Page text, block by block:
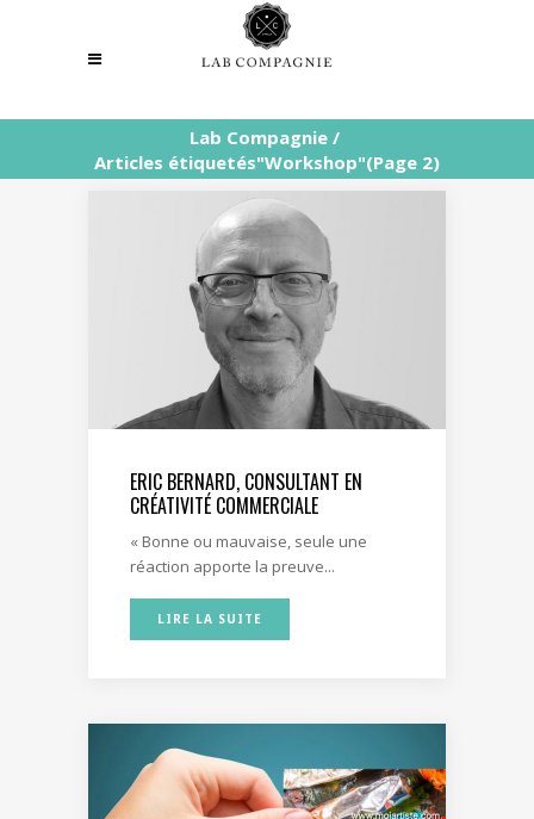
Lab Compagnie /
Articles étiquetés"Workshop"(Page 2)
ERIC BERNARD, CONSULTANT EN
CRÉATIVITÉ COMMERCIALE
« Bonne ou mauvaise, seule une
réaction apporte la preuve...
LIRE LA SUITE